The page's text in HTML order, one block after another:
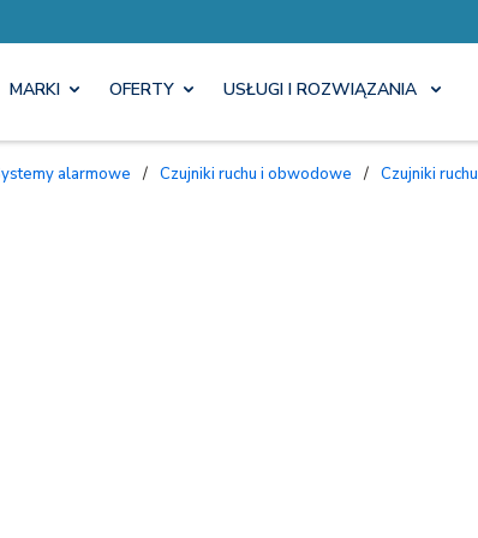
MARKI OFERTY USŁUGI I ROZWIĄZANIA
Systemy alarmowe / Czujniki ruchu i obwodowe / Czujniki ruchu